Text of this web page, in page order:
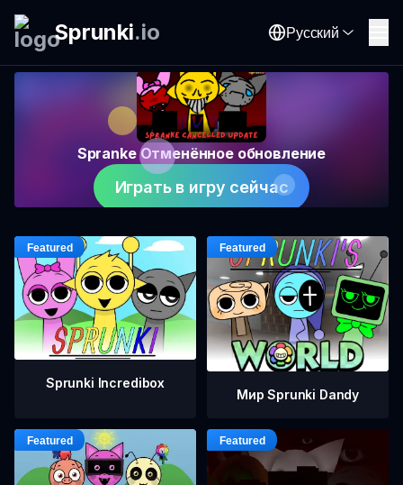
Sprunki.io Русский
Spranke Отменённое обновление
Играть в игру сейчас
Sprunki Incredibox
Мир Sprunki Dandy